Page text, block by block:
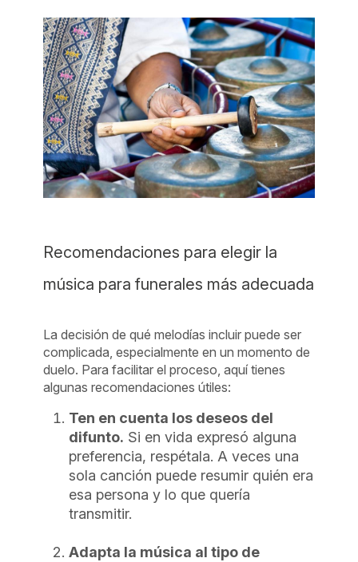
Recomendaciones para elegir la
música para funerales más adecuada
La decisión de qué melodías incluir puede ser
complicada, especialmente en un momento de
duelo. Para facilitar el proceso, aquí tienes
algunas recomendaciones útiles:
Ten en cuenta los deseos del
difunto. Si en vida expresó alguna
preferencia, respétala. A veces una
sola canción puede resumir quién era
esa persona y lo que quería
transmitir.
Adapta la música al tipo de